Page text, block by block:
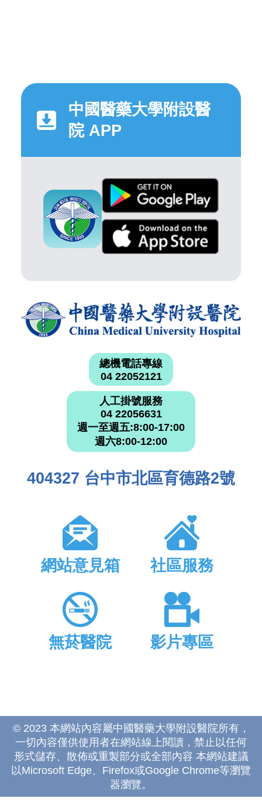
中國醫藥大學附設醫
院 APP
總機電話專線
04 22052121
人工掛號服務
04 22056631
週一至週五:8:00-17:00
週六8:00-12:00
404327 台中市北區育德路2號
網站意見箱 社區服務
無菸醫院 影片專區
© 2023 本網站內容屬中國醫藥大學附設醫院所有，
一切內容僅供使用者在網站線上閱讀，禁止以任何
形式儲存、散佈或重製部分或全部內容 本網站建議
以Microsoft Edge、Firefox或Google Chrome等瀏覽
器瀏覽。